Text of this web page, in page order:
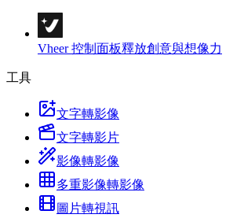
Vheer 控制面板釋放創意與想像力
工具
文字轉影像
文字轉影片
影像轉影像
多重影像轉影像
圖片轉視訊